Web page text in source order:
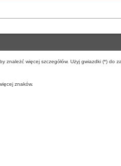
znależć więcej szczegółów. Użyj gwiazdki (*) do
znaków.